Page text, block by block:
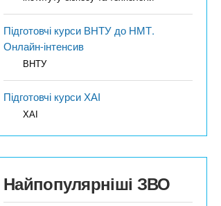
Підготовчі курси ВНТУ до НМТ.
Онлайн-інтенсив
ВНТУ
Підготовчі курси ХАІ
ХАІ
Найпопулярніші ЗВО